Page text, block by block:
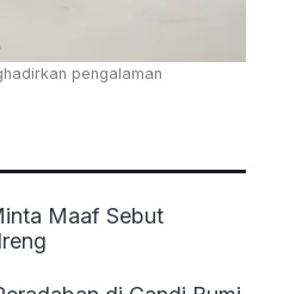
pengalaman
Maaf Sebut